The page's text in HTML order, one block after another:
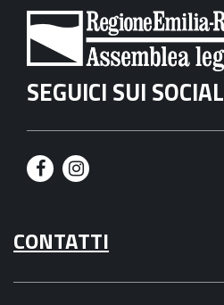
SEGUICI SUI SOCIAL
F
c
e
I
s
t
CONTATTI